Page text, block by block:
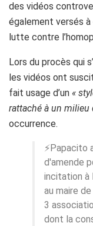
des vidéos
également versés
lutte contre
Lors du procès qui
les vidéos ont
fait usage d’un «
rattaché à un milieu
occurrence.
⚡️Papacito
d'amende
incitation à
au maire
3
dont la